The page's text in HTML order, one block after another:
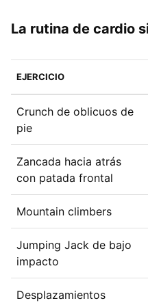
La rutina de cardio
EJERCICIO
Crunch de oblicuos de
pie
Zancada hacia atrás
con patada frontal
Mountain climbers
Jumping Jack de bajo
impacto
Desplazamientos